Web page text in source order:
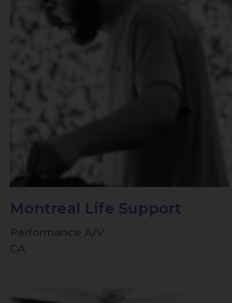
Montreal Life Support
Performance A/V
CA